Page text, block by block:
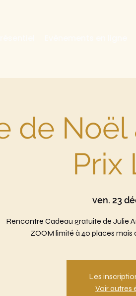
de Noël
Prix
ven. 23
Rencontre Cadeau gratuite de Julie
ZOOM limité à 40 places
Les
Voir autres